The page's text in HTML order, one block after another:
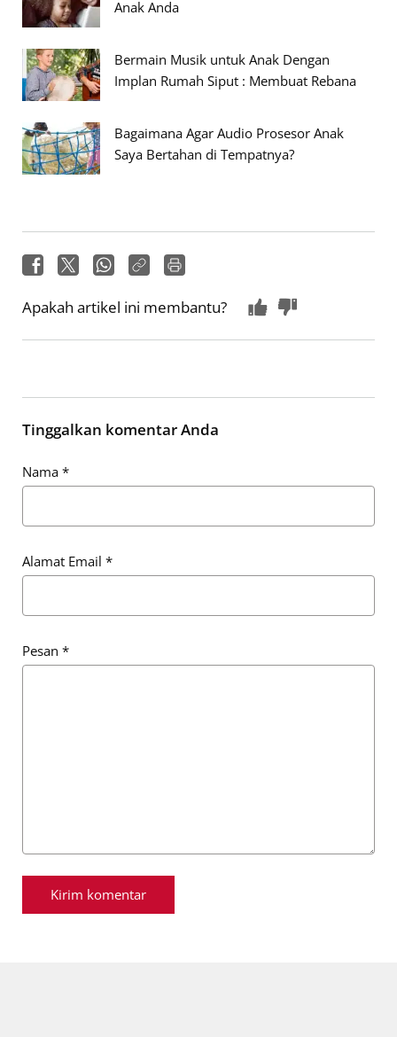
Anak Anda
Bermain Musik untuk Anak Dengan
Implan Rumah Siput : Membuat Rebana
Bagaimana Agar Audio Prosesor Anak
Saya Bertahan di Tempatnya?
Apakah artikel ini membantu?
Tinggalkan komentar Anda
Nama *
Alamat Email *
Pesan *